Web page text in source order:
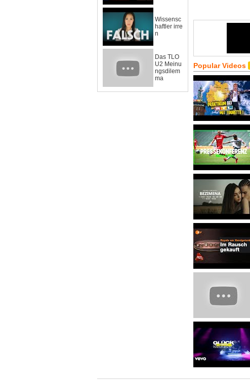
Wissensc
haftler irre
n
Das TLO
U2 Meinu
ngsdilem
ma
Popular Videos